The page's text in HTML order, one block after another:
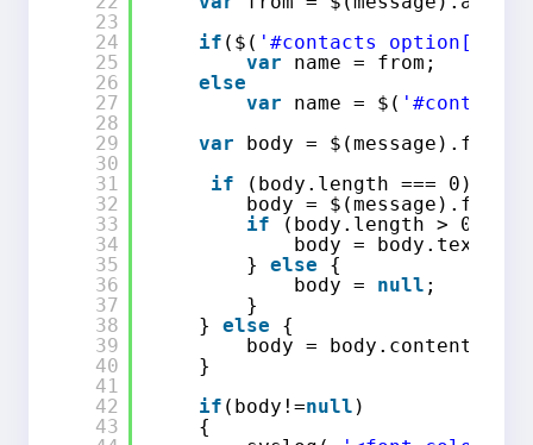
23
24
25
26
27
28
29
30
31
32
33
34
35
36
37
38
39
40
41
42
43
if ($( '#contacts
var
name = from;
else
var
name = $( '#contacts
var
body = $(message).find(
if
(body.length === 0) {
body = $(message).find(
if
(body.length > 0) {
body = body.text()
} else
{
body = null ;
}
} else
{
body = body.contents();
}
if (body!=null )
{